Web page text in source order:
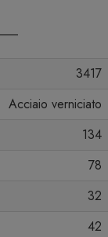
3417
Acciaio verniciato
134
78
32
42